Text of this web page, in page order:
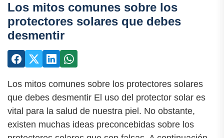
Los mitos comunes sobre los
protectores solares que debes
desmentir
Los mitos comunes sobre los protectores solares
que debes desmentir El uso del protector solar es
vital para la salud de nuestra piel. No obstante,
existen muchas ideas preconcebidas sobre los